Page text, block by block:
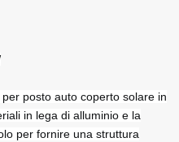
posto auto coperto solare in
in lega di alluminio e la
per fornire una struttura